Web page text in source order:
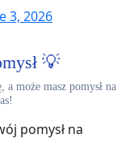
3, 2026
💡
a może masz pomysł na
pomysł na